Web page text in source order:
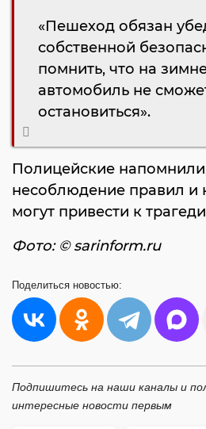
«Пешеход обязан
собственной
помнить, что на
автомобиль не
остановиться».
Полицейские
несоблюдение правил и
могут привести к
Фото: © sarinform.ru
Поделиться новостью:
Подпишитесь на наши каналы и
интересные новости первым